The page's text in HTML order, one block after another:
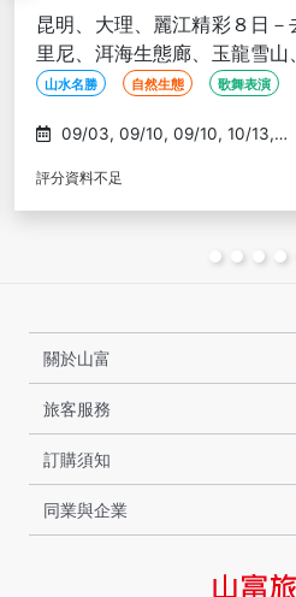
風的地方、大理聖托
月谷、印象麗江秀、
$46,800 起
昆
里
三山
關於山富
旅客服務
訂購須知
同業與企業